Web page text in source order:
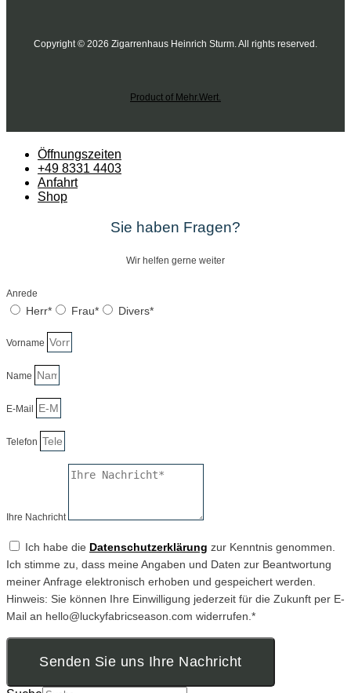
Copyright © 2026 Zigarrenhaus Heinrich Sturm. All rights reserved.
Product of Mehr.Wert.
Öffnungszeiten
+49 8331 4403
Anfahrt
Shop
Sie haben Fragen?
Wir helfen gerne weiter
Anrede
Herr* Frau* Divers*
Vorname
Name
E-Mail
Telefon
Ihre Nachricht
Ich habe die Datenschutzerklärung zur Kenntnis genommen.
Ich stimme zu, dass meine Angaben und Daten zur Beantwortung
meiner Anfrage elektronisch erhoben und gespeichert werden.
Hinweis: Sie können Ihre Einwilligung jederzeit für die Zukunft per E-
Mail an hello@luckyfabricseason.com widerrufen.*
Senden Sie uns Ihre Nachricht